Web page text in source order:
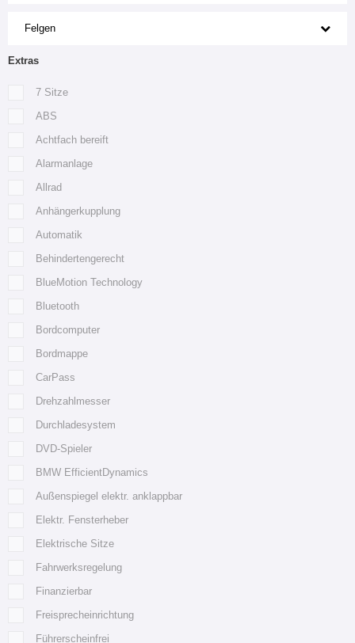
Felgen
Extras
7 Sitze
ABS
Achtfach bereift
Alarmanlage
Allrad
Anhängerkupplung
Automatik
Behindertengerecht
BlueMotion Technology
Bluetooth
Bordcomputer
Bordmappe
CarPass
Drehzahlmesser
Durchladesystem
DVD-Spieler
BMW EfficientDynamics
Außenspiegel elektr. anklappbar
Elektr. Fensterheber
Elektrische Sitze
Fahrwerksregelung
Finanzierbar
Freisprecheinrichtung
Führerscheinfrei